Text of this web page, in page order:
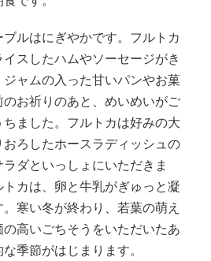
ルはにぎやかです。フルトカ
スしたハムやソーセージがき
ャムの入った甘いパンやお菓
お祈りのあと、めいめいがご
ました。フルトカは好みの大
ろしたホースラディッシュの
ダといっしょにいただきま
カは、卵と牛乳がぎゅっと凝
寒い冬が終わり、若葉の萌え
高いごちそうをいただいたあ
季節がはじまります。